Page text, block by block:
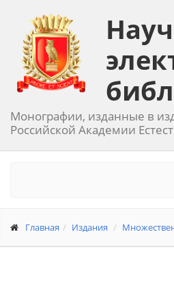
Монографии, изданные в
Российской Академии
Главная Издания